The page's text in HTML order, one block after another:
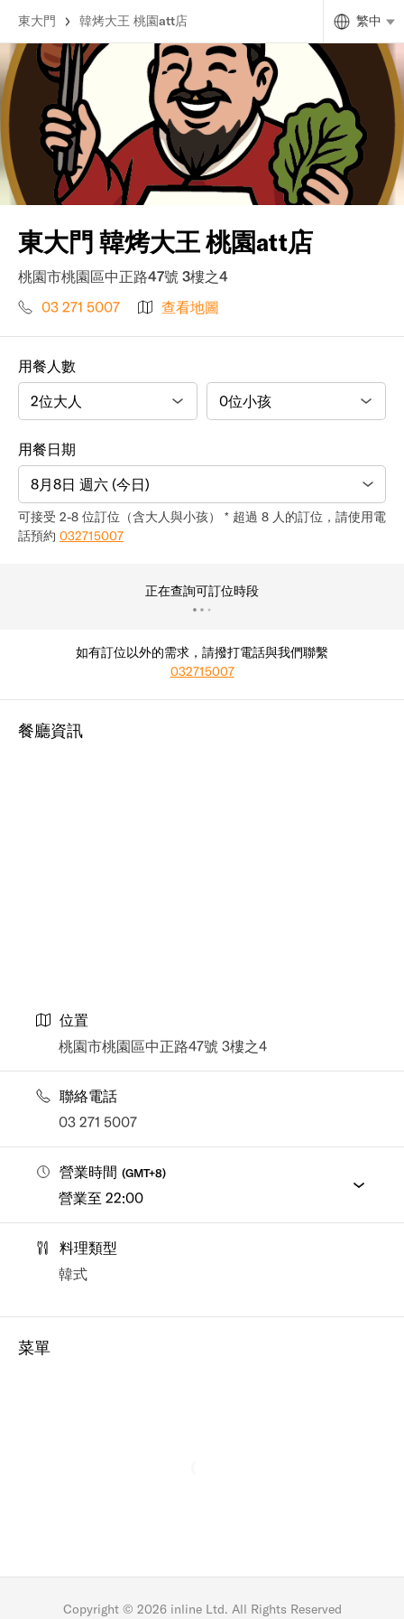
東大門 韓烤大王 桃園att店 繁中
東大門 韓烤大王 桃園att店
桃園市桃園區中正路47號 3樓之4
03 271 5007
查看地圖
用餐人數
用餐日期
8月8日 週六 (今日)
可接受 2-8 位訂位（含大人與小孩） * 超過 8 人的訂位，請使用電
話預約 032715007
正在查詢可訂位時段
如有訂位以外的需求，請撥打電話與我們聯繫
032715007
餐廳資訊
位置
桃園市桃園區中正路47號 3樓之4
聯絡電話
03 271 5007
營業時間 (GMT+8)
營業至 22:00
料理類型
韓式
菜單
Copyright © 2026inline Ltd. All Rights Reserved